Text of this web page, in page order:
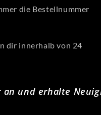
die Bestellnummer
dir innerhalb von 24
und erhalte